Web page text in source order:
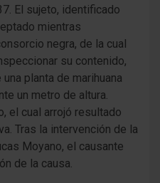
El sujeto, identificado
mientras
negra, de la cual
su contenido,
planta de marihuana
un metro de altura.
el cual arrojó resultado
Tras la intervención de la
Moyano, el causante
de la causa.